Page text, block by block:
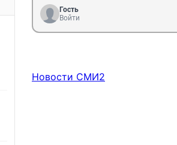
Гость
Войти
Новости СМИ2